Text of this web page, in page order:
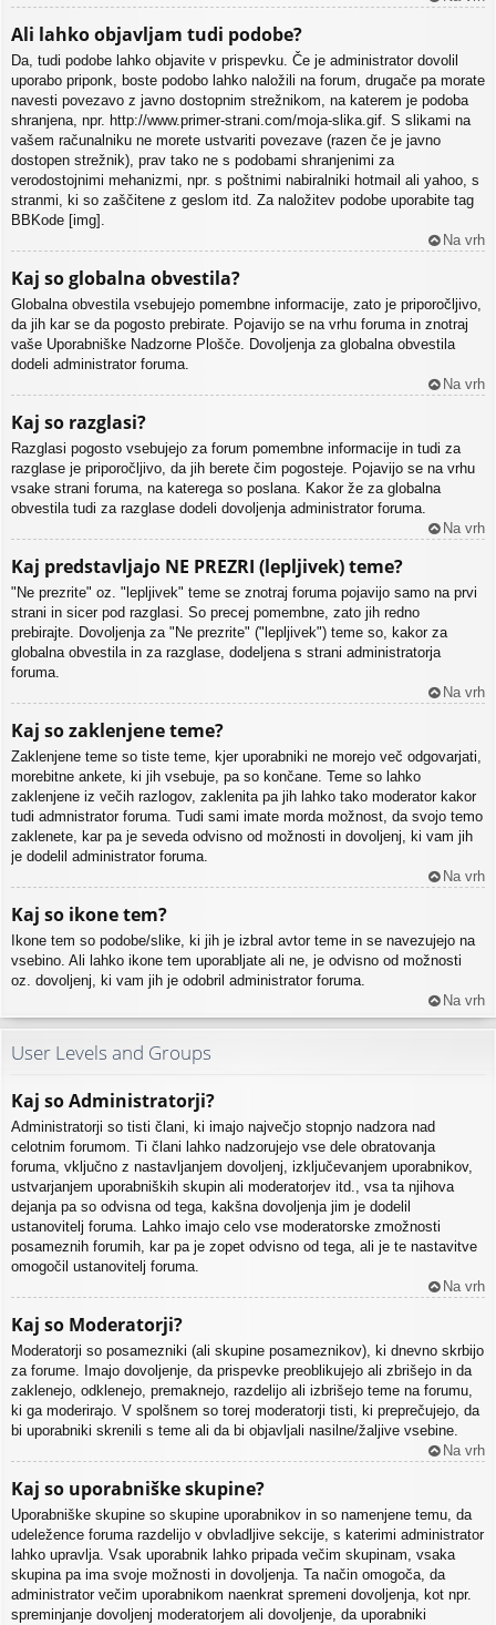
Ali lahko objavljam tudi podobe?
Da, tudi podobe lahko objavite v prispevku. Če je administrator dovolil
uporabo priponk, boste podobo lahko naložili na forum, drugače pa morate
navesti povezavo z javno dostopnim strežnikom, na katerem je podoba
shranjena, npr. http://www.primer-strani.com/moja-slika.gif. S slikami na
vašem računalniku ne morete ustvariti povezave (razen če je javno
dostopen strežnik), prav tako ne s podobami shranjenimi za
verodostojnimi mehanizmi, npr. s poštnimi nabiralniki hotmail ali yahoo, s
stranmi, ki so zaščitene z geslom itd. Za naložitev podobe uporabite tag
BBKode [img].
Na vrh
Kaj so globalna obvestila?
Globalna obvestila vsebujejo pomembne informacije, zato je priporočljivo,
da jih kar se da pogosto prebirate. Pojavijo se na vrhu foruma in znotraj
vaše Uporabniške Nadzorne Plošče. Dovoljenja za globalna obvestila
dodeli administrator foruma.
Na vrh
Kaj so razglasi?
Razglasi pogosto vsebujejo za forum pomembne informacije in tudi za
razglase je priporočljivo, da jih berete čim pogosteje. Pojavijo se na vrhu
vsake strani foruma, na katerega so poslana. Kakor že za globalna
obvestila tudi za razglase dodeli dovoljenja administrator foruma.
Na vrh
Kaj predstavljajo NE PREZRI (lepljivek) teme?
"Ne prezrite" oz. "lepljivek" teme se znotraj foruma pojavijo samo na prvi
strani in sicer pod razglasi. So precej pomembne, zato jih redno
prebirajte. Dovoljenja za "Ne prezrite" ("lepljivek") teme so, kakor za
globalna obvestila in za razglase, dodeljena s strani administratorja
foruma.
Na vrh
Kaj so zaklenjene teme?
Zaklenjene teme so tiste teme, kjer uporabniki ne morejo več odgovarjati,
morebitne ankete, ki jih vsebuje, pa so končane. Teme so lahko
zaklenjene iz večih razlogov, zaklenita pa jih lahko tako moderator kakor
tudi admnistrator foruma. Tudi sami imate morda možnost, da svojo temo
zaklenete, kar pa je seveda odvisno od možnosti in dovoljenj, ki vam jih
je dodelil administrator foruma.
Na vrh
Kaj so ikone tem?
Ikone tem so podobe/slike, ki jih je izbral avtor teme in se navezujejo na
vsebino. Ali lahko ikone tem uporabljate ali ne, je odvisno od možnosti
oz. dovoljenj, ki vam jih je odobril administrator foruma.
Na vrh
User Levels and Groups
Kaj so Administratorji?
Administratorji so tisti člani, ki imajo največjo stopnjo nadzora nad
celotnim forumom. Ti člani lahko nadzorujejo vse dele obratovanja
foruma, vključno z nastavljanjem dovoljenj, izključevanjem uporabnikov,
ustvarjanjem uporabniških skupin ali moderatorjev itd., vsa ta njihova
dejanja pa so odvisna od tega, kakšna dovoljenja jim je dodelil
ustanovitelj foruma. Lahko imajo celo vse moderatorske zmožnosti
posameznih forumih, kar pa je zopet odvisno od tega, ali je te nastavitve
omogočil ustanovitelj foruma.
Na vrh
Kaj so Moderatorji?
Moderatorji so posamezniki (ali skupine posameznikov), ki dnevno skrbijo
za forume. Imajo dovoljenje, da prispevke preoblikujejo ali zbrišejo in da
zaklenejo, odklenejo, premaknejo, razdelijo ali izbrišejo teme na forumu,
ki ga moderirajo. V spolšnem so torej moderatorji tisti, ki preprečujejo, da
bi uporabniki skrenili s teme ali da bi objavljali nasilne/žaljive vsebine.
Na vrh
Kaj so uporabniške skupine?
Uporabniške skupine so skupine uporabnikov in so namenjene temu, da
udeležence foruma razdelijo v obvladljive sekcije, s katerimi administrator
lahko upravlja. Vsak uporabnik lahko pripada večim skupinam, vsaka
skupina pa ima svoje možnosti in dovoljenja. Ta način omogoča, da
administrator večim uporabnikom naenkrat spremeni dovoljenja, kot npr.
spreminjanje dovoljenj moderatorjem ali dovoljenje, da uporabniki